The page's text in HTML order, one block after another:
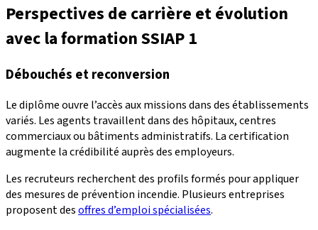
Perspectives de carrière et évolution
avec la formation SSIAP 1
Débouchés et reconversion
Le diplôme ouvre l’accès aux missions dans des établissements
variés. Les agents travaillent dans des hôpitaux, centres
commerciaux ou bâtiments administratifs. La certification
augmente la crédibilité auprès des employeurs.
Les recruteurs recherchent des profils formés pour appliquer
des mesures de prévention incendie. Plusieurs entreprises
proposent desoffres d’emploi spécialisées.